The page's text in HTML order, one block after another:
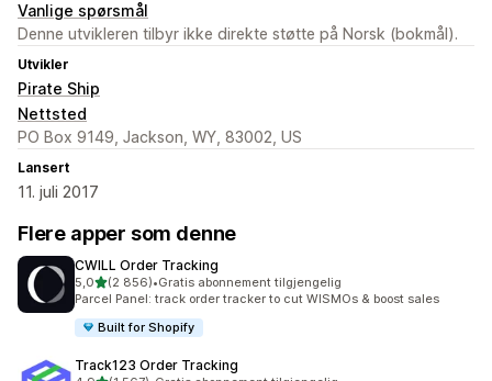
Vanlige spørsmål
Denne utvikleren tilbyr ikke direkte støtte på Norsk (bokmål).
Utvikler
Pirate Ship
Nettsted
PO Box 9149, Jackson, WY, 83002, US
Lansert
11. juli 2017
Flere apper som denne
CWILL Order Tracking
5,0av 5 stjerner
(2 856)
Totalt 2856 omtaler
•Gratis abonnement tilgjengelig
Parcel Panel: track order tracker to cut WISMOs & boost sales
Built for Shopify
Track123 Order Tracking